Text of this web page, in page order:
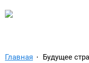
Главная Будущее